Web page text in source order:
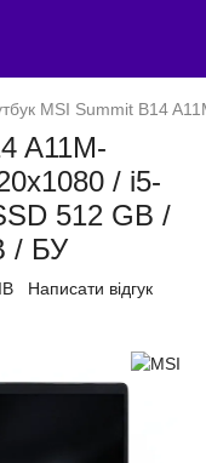
MSI Summit B14
A11M-
/ i5-
512 GB /
/ БУ
Написати відгук